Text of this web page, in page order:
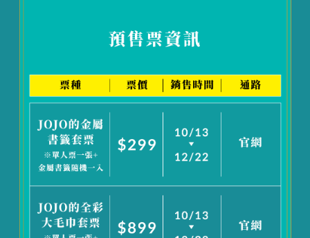
服務時間：週一至日 9:00~18:00
透過klook APP中【帳戶】【我的訂單】，點
選訂單內容中【線上客服】